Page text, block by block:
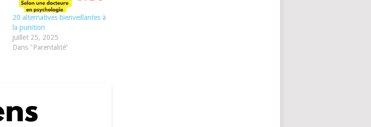
20 alternatives bienveillantes à
la punition
juillet 25, 2025
Dans "Parentalité"